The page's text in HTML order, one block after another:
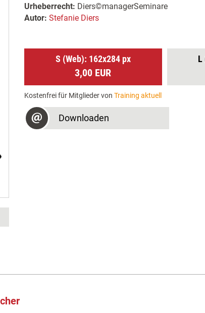
Urheberrecht: Diers©managerSeminare
Autor: Stefanie Diers
S (Web): 162x284 px
3,00 EUR
L
Kostenfrei für Mitglieder von Training aktuell
Downloaden